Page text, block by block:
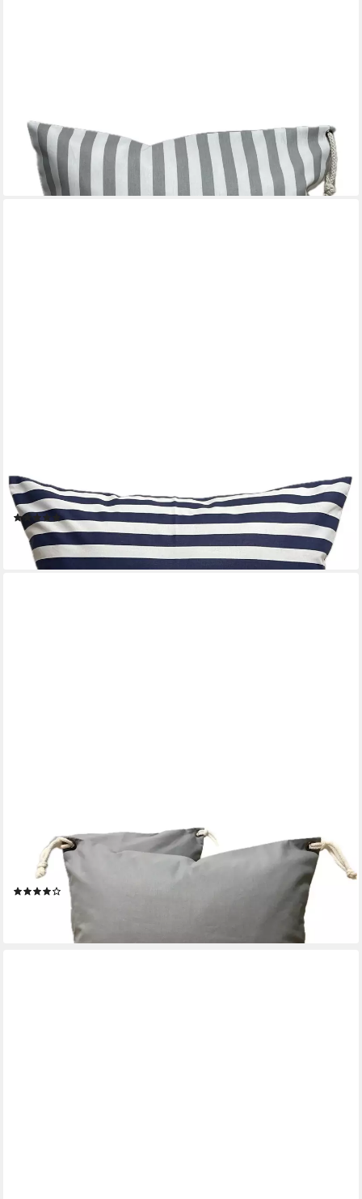
Dekokissen Maritime Kissenhülle, Kissenbezug " Krebse "
grau/weiß, Kissenbezug mit Knopfleiste, 100% Handarbeit
23,95 €
lieferbar - in 9-11 Werktagen bei dir
Dekokissen Maritime Kissenhülle *Moin* blau/weiß gestreift,
100% Handarbeit
(1)
23,95 €
lieferbar - in 9-11 Werktagen bei dir
AMMERKIND
Dekokissen Maritime Kissenhülle, Landhausstil *Seestern*
grau/weiß, 100% Handarbeit, Kissenhülle ohne Füllung
(1)
lieferbar - in 9-11 Werktagen bei dir